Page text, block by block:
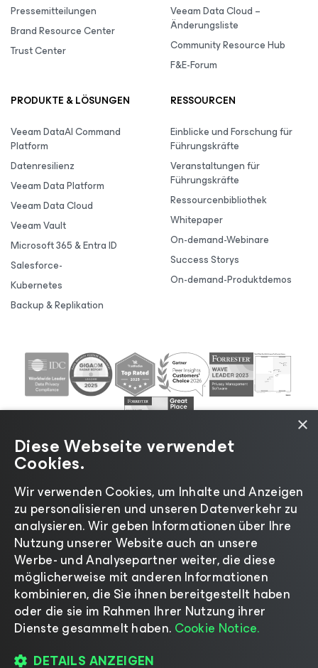
Pressemitteilungen
Brand Resource Center
Trust Center
Veeam Data Cloud –
Änderungsliste
Community Resource Hub
F&E-Forum
PRODUKTE & LÖSUNGEN
Veeam DataAI Command
Platform
Datenresilienz
Veeam Data Platform
Veeam Data Cloud
Veeam Vault
Microsoft 365 & Entra ID
Salesforce-
Kubernetes
Backup & Replikation
RESSOURCEN
Einblicke und Forschung für
Führungskräfte
Veranstaltungen für
Führungskräfte
Ressourcenbibliothek
Whitepaper
On-demand-Webinare
Success Storys
On-demand-Produktdemos
©2026 Veeam® Software |Datenschutzrichtlinie|
Cookies|Rechtliches |Lizenzierungsrichtlinie|
Lieferanten-Ressourcen| Impressum
Sprache ändern
×
Diese Webseite verwendet
Cookies.
Wir verwenden Cookies, um Inhalte und Anzeigen
zu personalisieren und unseren Datenverkehr zu
analysieren. Wir geben Informationen über Ihre
Nutzung unserer Website auch an unsere
Werbe- und Analysepartner weiter, die diese
möglicherweise mit anderen Informationen
kombinieren, die Sie ihnen bereitgestellt haben
oder die sie im Rahmen Ihrer Nutzung ihrer
Dienste gesammelt haben. Cookie Notice.
DETAILS ANZEIGEN